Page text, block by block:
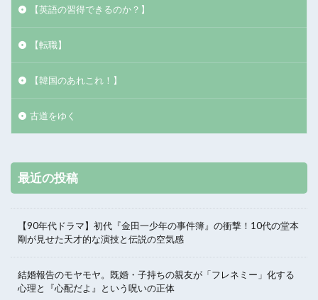
【英語の習得できるのか？】
【転職】
【韓国のあれこれ！】
古道をゆく
最近の投稿
【90年代ドラマ】初代『金田一少年の事件簿』の衝撃！10代の堂本
剛が見せた天才的な演技と伝説の空気感
結婚報告のモヤモヤ。既婚・子持ちの親友が「フレネミー」化する
心理と『心配だよ』という呪いの正体